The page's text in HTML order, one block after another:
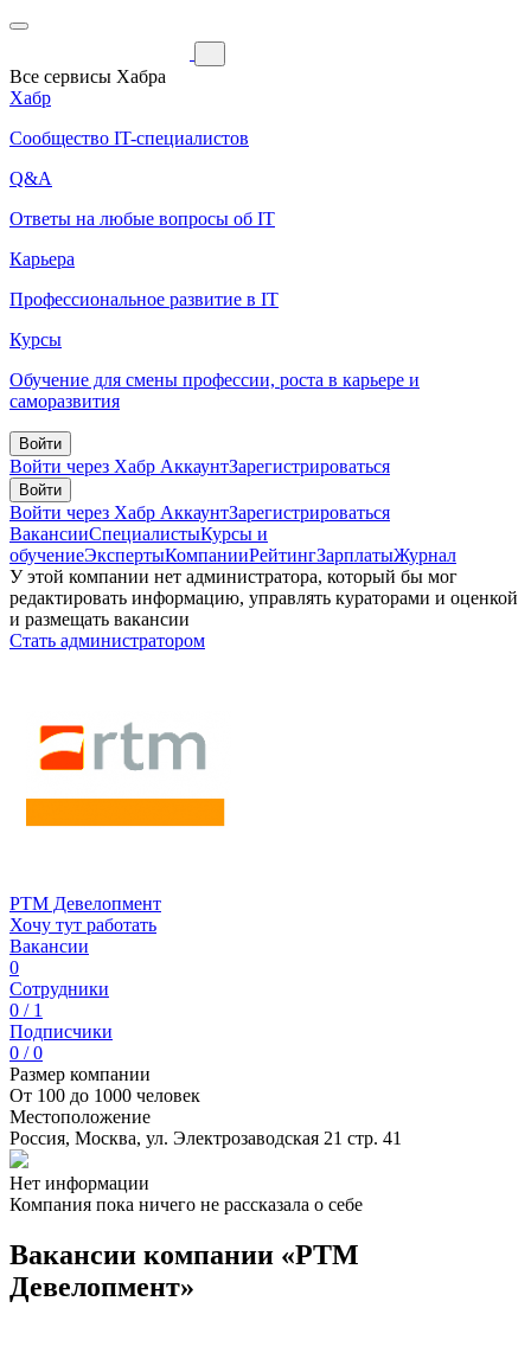
Все сервисы Хабра
Хабр
Сообщество IT-специалистов
Q&A
Ответы на любые вопросы об IT
Карьера
Профессиональное развитие в IT
Курсы
Обучение для смены профессии, роста в карьере и
саморазвития
Войти
Войти через Хабр АккаунтЗарегистрироваться
Войти
Войти через Хабр АккаунтЗарегистрироваться
ВакансииСпециалистыКурсы и
обучениеЭкспертыКомпанииРейтингЗарплатыЖурнал
У этой компании нет администратора, который бы мог
редактировать информацию, управлять кураторами и оценкой
и размещать вакансии
Стать администратором
РТМ Девелопмент
Хочу тут работать
Вакансии
0
Сотрудники
0 / 1
Подписчики
0 / 0
Размер компании
От 100 до 1000 человек
Местоположение
Россия, Москва, ул. Электрозаводская 21 стр. 41
Нет информации
Компания пока ничего не рассказала о себе
Вакансии компании «РТМ
Девелопмент»